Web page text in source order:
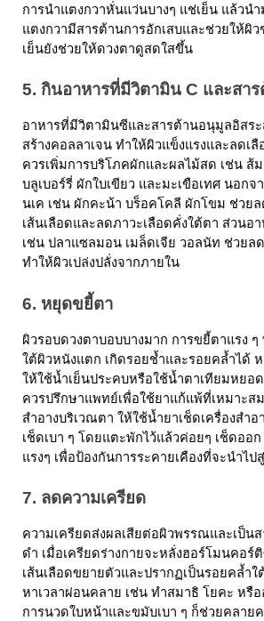
การนำแตงกวาหั่นแว่นบางๆ แช่เย็น แล้วนำ
แตงกวามีสารต้านการอักเสบและช่วยให้ผิ
เย็นยังช่วยให้ดวงตาดูสดใสขึ้น
5. กินอาหารที่มีวิตามิน C และสา
อาหารที่มีวิตามินซีและสารต้านอนุมูลอิสร
สร้างคอลลาเจน ทำให้ผิวแข็งแรงและลดเ
ควรเพิ่มการบริโภคผักและผลไม้สด เช่น ส้
บลูเบอร์รี่ ผักใบเขียว และมะเขือเทศ นอก
นเค เช่น ผักคะน้า บร็อคโคลี ผักโขม ช่วย
เส้นเลือดและลดภาวะเลือดคั่งใต้ตา ส่วนอ
เช่น ปลาแซลมอน เมล็ดเจีย วอลนัท ช่วยล
ทำให้ผิวเปล่งปลั่งจากภายใน
6. หยุดขยี้ตา
ผิวรอบดวงตาบอบบางมาก การขยี้ตาแรง ๆ
ใต้ผิวหนังแตก เกิดรอยช้ำและรอยคล้ำได้
ให้ใช้น้ำเย็นประคบหรือใช้น้ำตาเทียมหย
ควรปรึกษาแพทย์เพื่อใช้ยาแก้แพ้ที่เหมาะสม
สำอางบริเวณตา ให้ใช้น้ำยาเช็ดเครื่องสำ
เช็ดเบา ๆ โดยแตะพักไว้แล้วค่อยๆ เช็ดออ
แรงๆ เพื่อป้องกันการระคายเคืองที่จะนำไ
7. ลดความเครียด
ความเครียดส่งผลเสียต่อผิวพรรณและเป็น
ดำ เมื่อเครียดร่างกายจะหลั่งฮอร์โมนคอร์
เส้นเลือดขยายตัวและปรากฏเป็นรอยคล้ำ
หาเวลาผ่อนคลาย เช่น ทำสมาธิ โยคะ หรือ
การนวดใบหน้าและขมับเบา ๆ ก็ช่วยคลาย